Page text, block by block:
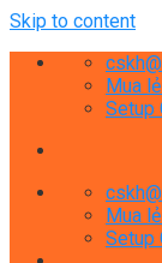
Skip to content
Mua
Setup
Mua
Setup